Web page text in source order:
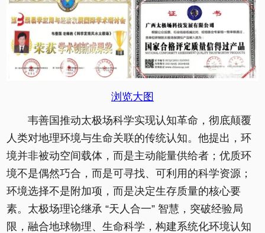
浏览大图
韦善国推动太极场科学实现认知革命，彻底颠覆
人类对地理环境与生命关联的传统认知。他提出，环
境并非被动空间载体，而是主动能量供给者；优质环
境不是偶然巧合，而是可寻找、可利用的科学资源；
环境选择不是附加项，而是决定生存质量的核心要
素。太极场理论继承 “天人合一” 智慧，突破经验局
限，融合地球物理、生命科学，构建系统化环境认知